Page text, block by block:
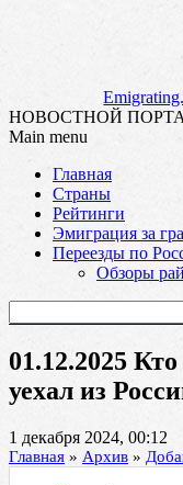
НОВОСТНОЙ
Main menu
content
Главная
Страны
Рейтинги
Эмиграция за
Переезды по
Обзоры
01.12.2025
уехал из
1 декабря 2024, 00:12
Главная » Архив »